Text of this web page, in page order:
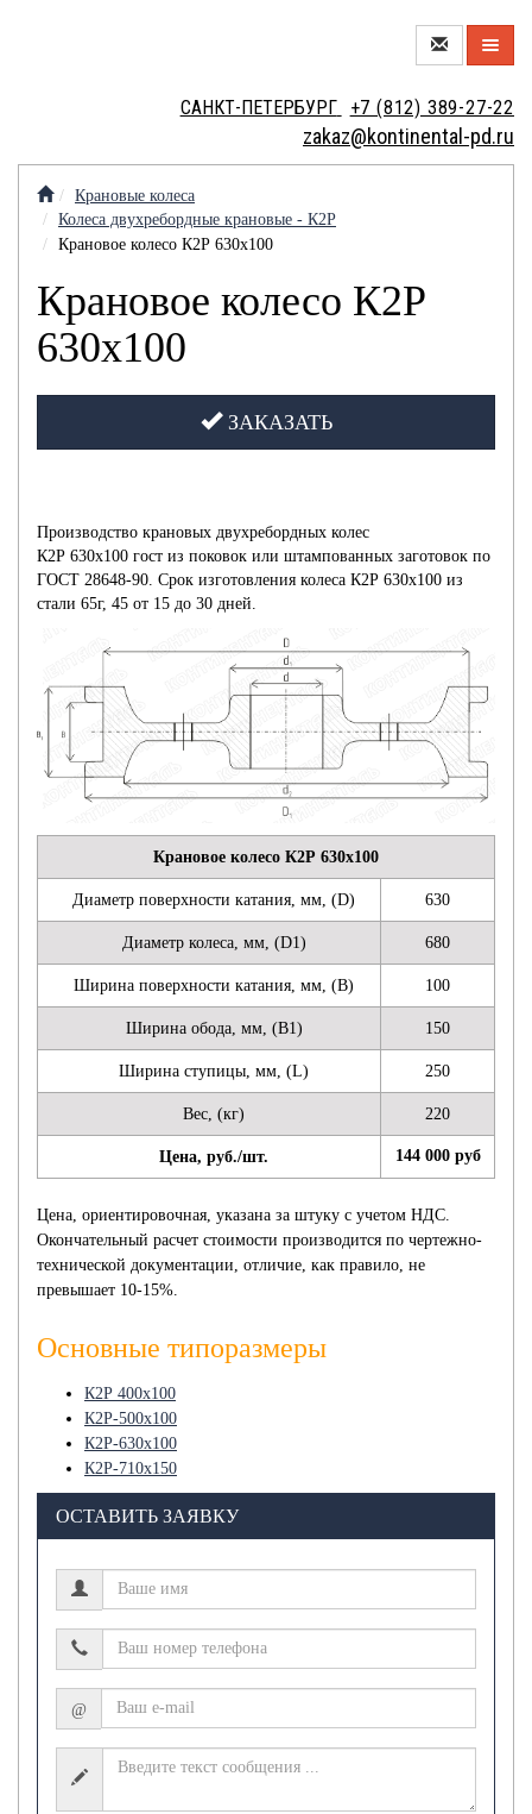
САНКТ-ПЕТЕРБУРГ +7 (812) 389-27-22
zakaz@kontinental-pd.ru
НОВЫЙ
ЦЕХ
МЕТАЛЛОТОРГОВЛЯ
МЕТАЛЛООБРАБОТКА
КОЛЕСА
ВАКАНСИИ
Крановые колеса
Колеса двухребордные крановые - К2Р
Крановое колесо К2Р 630х100
Крановое колесо К2Р
630х100
ЗАКАЗАТЬ
Производство крановых двухребордных колес
К2Р 630х100 гост из поковок или штампованных заготовок по
ГОСТ 28648-90. Срок изготовления колеса К2Р 630х100 из
стали 65г, 45 от 15 до 30 дней.
Крановое колесо К2Р 630х100
Диаметр поверхности катания, мм, (D) 630
Диаметр колеса, мм, (D1) 680
Ширина поверхности катания, мм, (B) 100
Ширина обода, мм, (B1) 150
Ширина ступицы, мм, (L) 250
Вес, (кг) 220
Цена, руб./шт. 144 000 руб
Цена, ориентировочная, указана за штуку с учетом НДС.
Окончательный расчет стоимости производится по чертежно-
технической документации, отличие, как правило, не
превышает 10-15%.
Основные типоразмеры
К2Р 400х100
К2Р-500х100
К2Р-630х100
К2Р-710х150
ОСТАВИТЬ ЗАЯВКУ
@